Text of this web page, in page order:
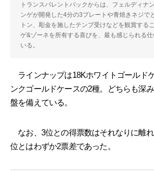
トランスパレントバックからは、フェルディナ
ンゲが開発した4分の3プレートや青焼きネジで
トン、彫金を施したテンプ受けなどを観賞する
ゲ&ゾーネを所有する喜びを、最も感じられる
いる。
ラインナップは18Kホワイトゴールド
ンクゴールドケースの2種。どちらも深
盤を備えている。
なお、3位との得票数はそれなりに離
位とはわずか2票差であった。